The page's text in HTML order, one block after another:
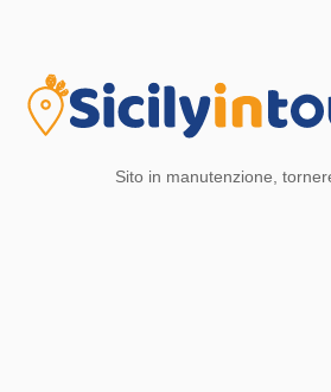
Sito in manutenzione,